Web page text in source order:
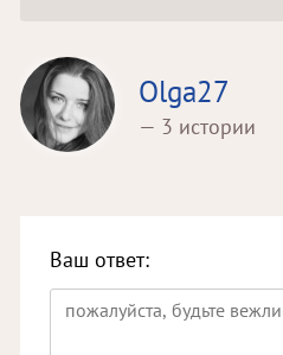
Olga27
— 3 истории
Ваш ответ: